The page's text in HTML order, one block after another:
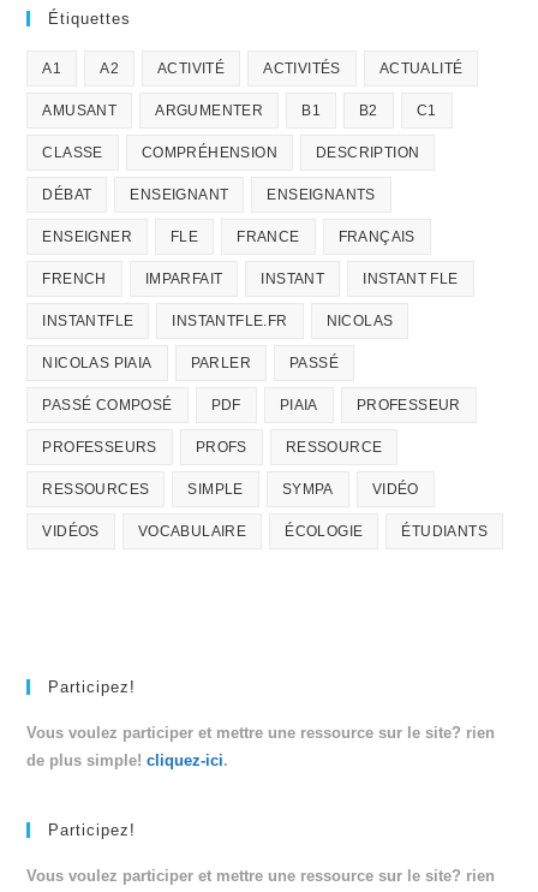
Étiquettes
A1 A2 ACTIVITÉ ACTIVITÉS ACTUALITÉ
AMUSANT ARGUMENTER B1 B2 C1
CLASSE COMPRÉHENSION DESCRIPTION
DÉBAT ENSEIGNANT ENSEIGNANTS
ENSEIGNER FLE FRANCE FRANÇAIS
FRENCH IMPARFAIT INSTANT INSTANT FLE
INSTANTFLE INSTANTFLE.FR NICOLAS
NICOLAS PIAIA PARLER PASSÉ
PASSÉ COMPOSÉ PDF PIAIA PROFESSEUR
PROFESSEURS PROFS RESSOURCE
RESSOURCES SIMPLE SYMPA VIDÉO
VIDÉOS VOCABULAIRE ÉCOLOGIE ÉTUDIANTS
Participez!
Vous voulez participer et mettre une ressource sur le site? rien
de plus simple!cliquez-ici.
Participez!
Vous voulez participer et mettre une ressource sur le site? rien